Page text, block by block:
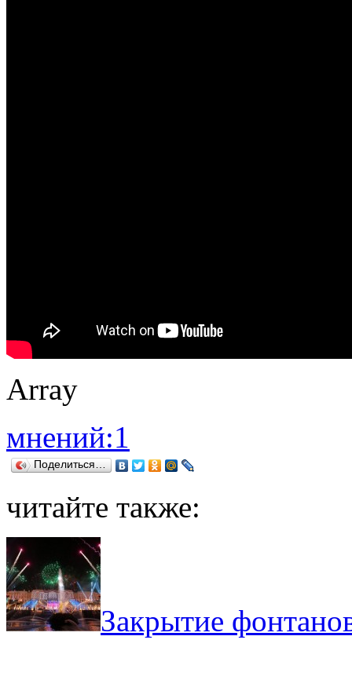
Array
мнений:1
Поделиться…
читайте также:
Закрытие